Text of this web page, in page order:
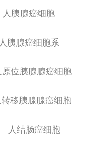
胰腺癌细胞
胰腺癌细胞系
位胰腺腺癌细胞
移胰腺腺癌细胞
人结肠癌细胞